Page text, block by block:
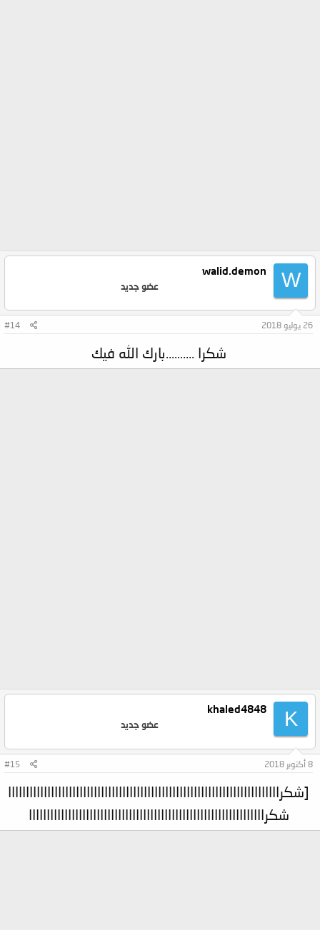
W
walid.demon
عضو جديد
26 يوليو 2018 #14
شكرا ..........بارك الله فيك
K
khaled4848
عضو جديد
8 أكتوبر 2018 #15
[شكراااااااااااااااااااااااااااااااااااااااااااااااااااااااااااااااااااااااااااا
شكراااااااااااااااااااااااااااااااااااااااااااااااااااااااااااااااااا